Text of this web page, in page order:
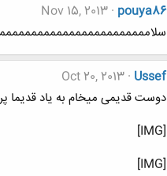
pouya86
Nov 15, 2013
Ussef
Oct 20, 2013
دوست قدیمی میخام به یاد قدیما
[IMG]
[IMG]